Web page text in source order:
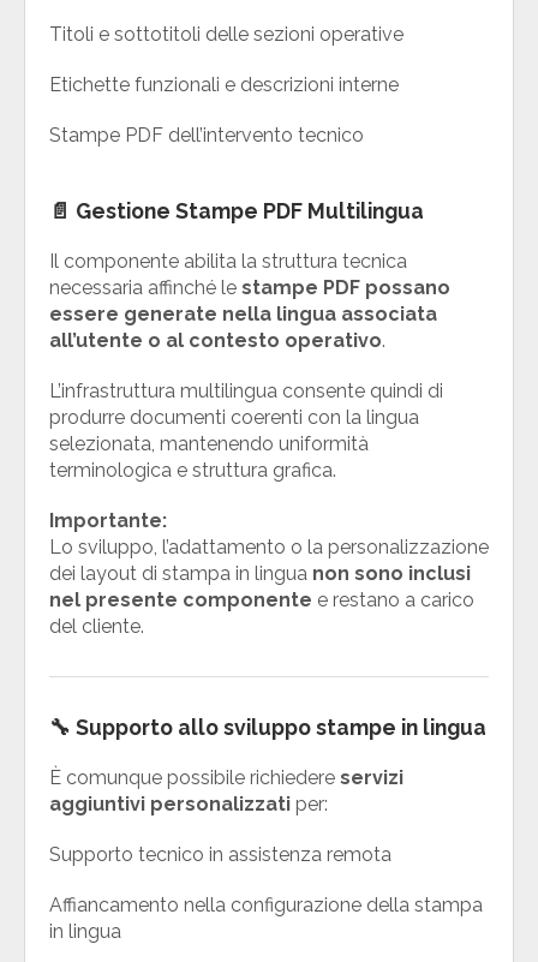
Titoli e sottotitoli delle sezioni operative
Etichette funzionali e descrizioni interne
Stampe PDF dell’intervento tecnico
📄 Gestione Stampe PDF Multilingua
Il componente abilita la struttura tecnica
necessaria affinché le stampe PDF possano
essere generate nella lingua associata
all’utente o al contesto operativo.
L’infrastruttura multilingua consente quindi di
produrre documenti coerenti con la lingua
selezionata, mantenendo uniformità
terminologica e struttura grafica.
Importante:
Lo sviluppo, l’adattamento o la personalizzazione
dei layout di stampa in lingua non sono inclusi
nel presente componente e restano a carico
del cliente.
🔧 Supporto allo sviluppo stampe in lingua
È comunque possibile richiedere servizi
aggiuntivi personalizzati per:
Supporto tecnico in assistenza remota
Affiancamento nella configurazione della stampa
in lingua